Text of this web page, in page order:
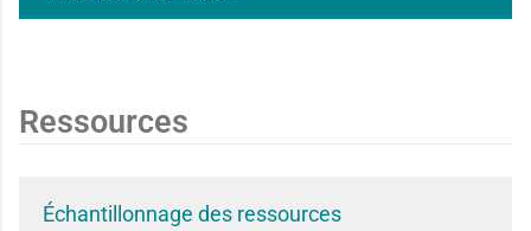
s
a
s
u
Ressources
Échantillonnage des ressources